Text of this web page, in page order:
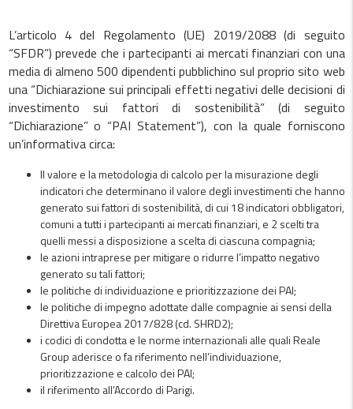
L’articolo 4 del Regolamento (UE) 2019/2088 (di seguito
“SFDR”) prevede che i partecipanti ai mercati finanziari con una
media di almeno 500 dipendenti pubblichino sul proprio sito web
una “Dichiarazione sui principali effetti negativi delle decisioni di
investimento sui fattori di sostenibilità” (di seguito
“Dichiarazione” o “PAI Statement”), con la quale forniscono
un’informativa circa:
Il valore e la metodologia di calcolo per la misurazione degli
indicatori che determinano il valore degli investimenti che hanno
generato sui fattori di sostenibilità, di cui 18 indicatori obbligatori,
comuni a tutti i partecipanti ai mercati finanziari, e 2 scelti tra
quelli messi a disposizione a scelta di ciascuna compagnia;
le azioni intraprese per mitigare o ridurre l’impatto negativo
generato su tali fattori;
le politiche di individuazione e prioritizzazione dei PAI;
le politiche di impegno adottate dalle compagnie ai sensi della
Direttiva Europea 2017/828 (cd. SHRD2);
i codici di condotta e le norme internazionali alle quali Reale
Group aderisce o fa riferimento nell’individuazione,
prioritizzazione e calcolo dei PAI;
il riferimento all’Accordo di Parigi.